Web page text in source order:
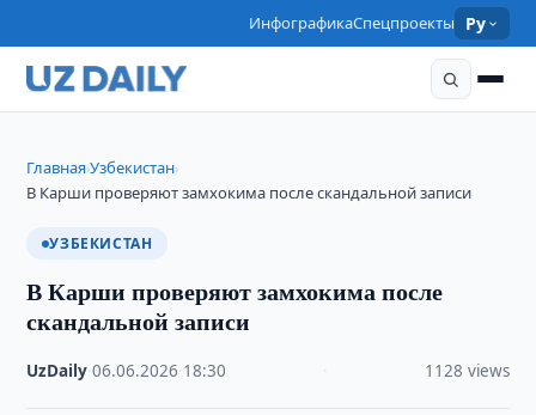
ИнфографикаСпецпроекты Ру
Главная›Узбекистан›
В Карши проверяют замхокима после скандальной записи
УЗБЕКИСТАН
В Карши проверяют замхокима после
скандальной записи
UzDaily ·06.06.2026 18:30 1128 views